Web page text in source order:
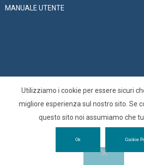
MANUALE UTENTE
Privacy Policy
Utilizziamo i cookie per essere sicuri
migliore esperienza sul nostro sito. Se
questo sito noi assumiamo che tu
Ok Cookie